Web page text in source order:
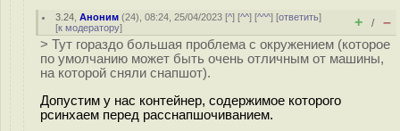
3.24 ,Аноним (24), 08:24, 25/04/2023 [^] [^^] [^^^] [ответить]
[к модератору] + / –
> Тут гораздо большая проблема с окружением (которое
по умолчанию может быть очень отличным от машины,
на которой сняли снапшот).
Допустим у нас контейнер, содержимое которого
рсинхаем перед расснапшочиванием.